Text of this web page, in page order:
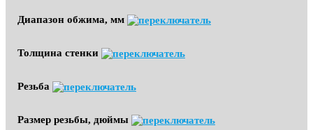
Диапазон обжима, мм
Толщина стенки
Резьба
Размер резьбы, дюймы